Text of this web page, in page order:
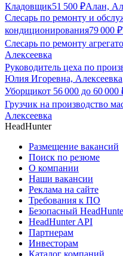
Кладовщик51 500 ₽Алан,
Слесарь по ремонту и
кондиционирования79 000 ₽
Слесарь по ремонту
Алексеевка
Руководитель цеха по
Юлия Игоревна, Алексеевка
Уборщикот 56 000 до 60 000
Грузчик на производство
Алексеевка
HeadHunter
Размещение вакансий
Поиск по резюме
О компании
Наши вакансии
Реклама на сайте
Требования к ПО
Безопасный
HeadHunter API
Партнерам
Инвесторам